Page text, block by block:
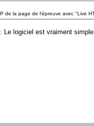
de la page de l'épreuve avec "Live
Le logiciel est vraiment